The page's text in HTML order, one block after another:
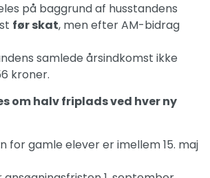
på baggrund af husstandens
før skat, men efter AM-bidrag
samlede årsindkomst ikke
kroner.
om halv friplads ved hver ny
for gamle elever er imellem 15. maj